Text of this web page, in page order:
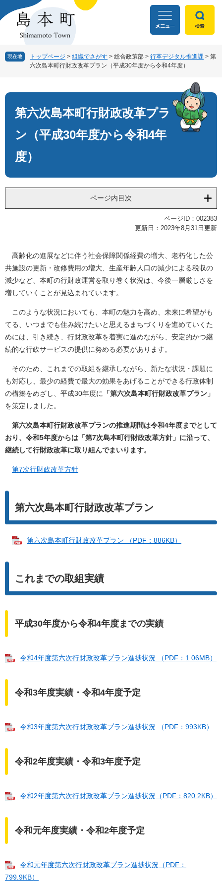
ー
ニ
本
現在地 トップページ > 組織でさがす > 総合政策部 > 行革デジタル推進課 > 第
六次島本町行財政改革プラン（平成30年度から令和4年度）
文
第六次島本町行財政改革プラ
ン（平成30年度から令和4年
度）
ページ内目次
ページID：002383
更新日：2023年8月31日更新
高齢化の進展などに伴う社会保障関係経費の増大、老朽化した公
共施設の更新・改修費用の増大、生産年齢人口の減少による税収の
減少など、本町の行財政運営を取り巻く状況は、今後一層厳しさを
増していくことが見込まれています。
このような状況においても、本町の魅力を高め、未来に希望がも
てる、いつまでも住み続けたいと思えるまちづくりを進めていくた
めには、引き続き、行財政改革を着実に進めながら、安定的かつ継
続的な行政サービスの提供に努める必要があります。
そのため、これまでの取組を継承しながら、新たな状況・課題に
も対応し、最少の経費で最大の効果をあげることができる行政体制
の構築をめざし、平成30年度に
「第六次島本町行財政改革プラン」
を策定しました。
第六次島本町行財政改革プランの推進期間は令和4年度までとして
おり、令和5年度からは「第7次島本町行財政改革方針」に沿って、
継続して行財政改革に取り組んでまいります。
第7次行財政改革方針
第六次島本町行財政改革プラン
第六次島本町行財政改革プラン （PDF：886KB）
これまでの取組実績
平成30年度から令和4年度までの実績
令和4年度第六次行財政改革プラン進捗状況 （PDF：1.06MB）
令和3年度実績・令和4年度予定
令和3年度第六次行財政改革プラン進捗状況 （PDF：993KB）
令和2年度実績・令和3年度予定
令和2年度第六次行財政改革プラン進捗状況（PDF：820.2KB）
令和元年度実績・令和2年度予定
令和元年度第六次行財政改革プラン進捗状況（PDF：
799.9KB）